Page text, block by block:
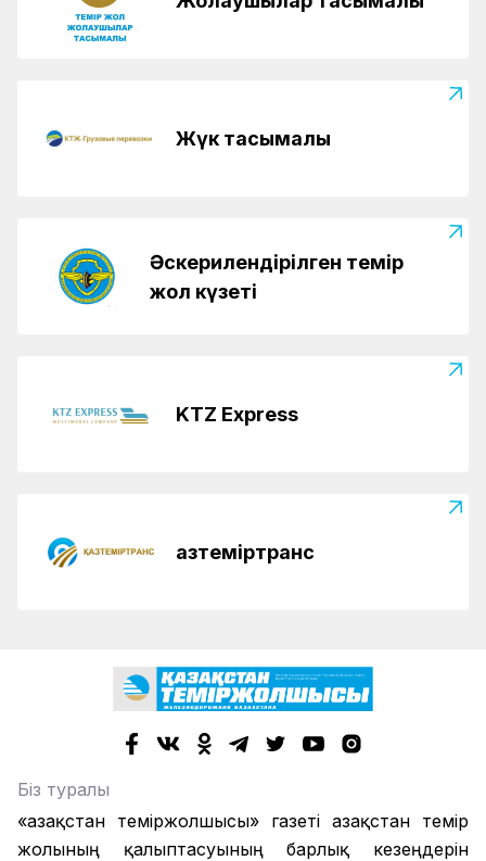
Жүк тасымалы
Әскерилендірілген темір
жол күзеті
KTZ Express
Қазтеміртранс
Біз туралы
«Қазақстан теміржолшысы» газеті Қазақстан темір
жолының қалыптасуының барлық кезеңдерін